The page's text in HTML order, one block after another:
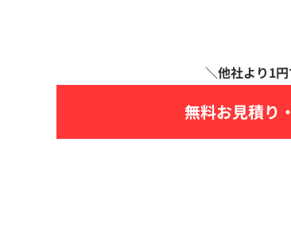
無料お見積り・